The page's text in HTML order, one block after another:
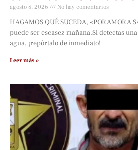
agosto 8, 2026 No hay comentarios
HAGAMOS QUÉ SUCEDA, «POR AMOR A
puede ser escasez mañana.Si detectas
agua, ¡repórtalo de inmediato!
Leer más »